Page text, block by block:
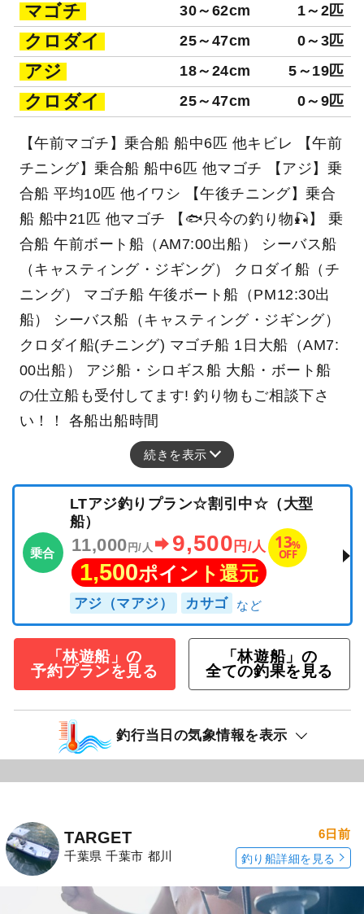
マゴチ 30～62cm 1～2匹
クロダイ 25～47cm 0～3匹
アジ 18～24cm 5～19匹
クロダイ 25～47cm 0～9匹
【午前マゴチ】乗合船 船中6匹 他キビレ 【午前
チニング】乗合船 船中6匹 他マゴチ 【アジ】乗
合船 平均10匹 他イワシ 【午後チニング】乗合
船 船中21匹 他マゴチ 【🐟只今の釣り物🎣】 乗
合船 午前ボート船（AM7:00出船） シーバス船
（キャスティング・ジギング） クロダイ船（チ
ニング） マゴチ船 午後ボート船（PM12:30出
船） シーバス船（キャスティング・ジギング）
クロダイ船(チニング) マゴチ船 1日大船（AM7:
00出船） アジ船・シロギス船 大船・ボート船
の仕立船も受付してます! 釣り物もご相談下さ
い！！ 各船出船時間
続きを表示
乗合
LTアジ釣りプラン☆割引中☆（大型
船）
11,000 円/人 9,500 円/人 13%
OFF
1,500ポイント還元
アジ（マアジ） カサゴ
「林遊船」の
予約プランを見る
「林遊船」の
全ての釣果を見る
釣行当日の気象情報を表示
TARGET
千葉県 千葉市 都川
6日前
釣り船詳細を見る